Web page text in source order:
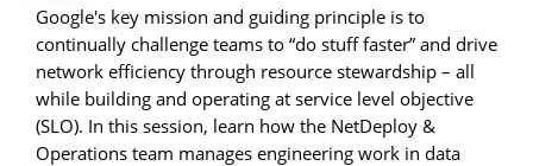
Google's key mission and guiding principle is to
continually challenge teams to “do stuff faster” and drive
network efficiency through resource stewardship – all
while building and operating at service level objective
(SLO). In this session, learn how the NetDeploy &
Operations team manages engineering work in data